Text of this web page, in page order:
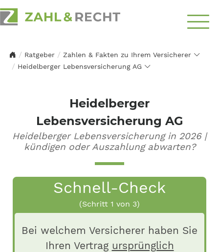
Uns
Top-Themen
aufnehmen
Ratgeber
Zahlen & Fakten zu Ihrem Versicherer
Heidelberger Lebensversicherung AG
Heidelberger
Lebensversicherung AG
Heidelberger Lebensversicherung in 2026 |
kündigen oder Auszahlung abwarten?
Schnell-Check
(Schritt 1 von 3)
Bei welchem Versicherer haben Sie
Ihren Vertrag ursprünglich